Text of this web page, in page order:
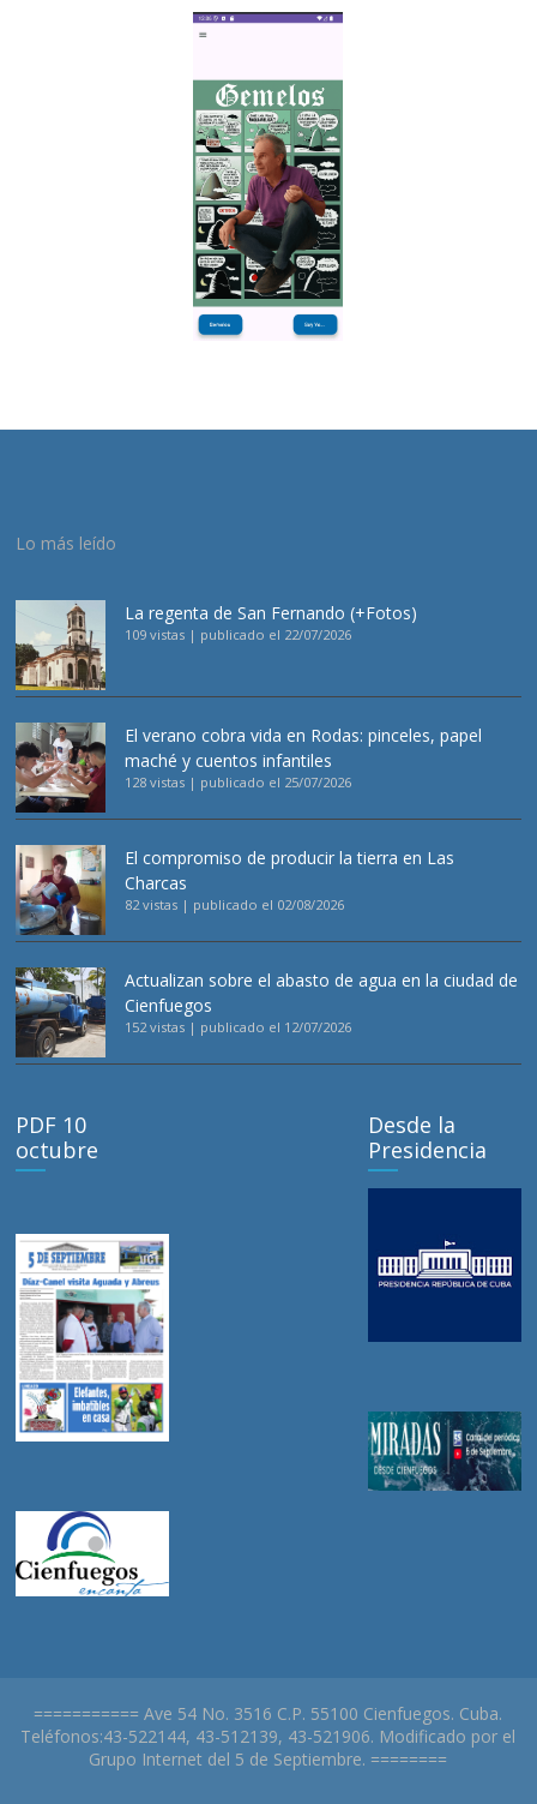
Lo más leído
La regenta de San Fernando (+Fotos)
109 vistas | publicado el 22/07/2026
El verano cobra vida en Rodas: pinceles, papel
maché y cuentos infantiles
128 vistas | publicado el 25/07/2026
El compromiso de producir la tierra en Las
Charcas
82 vistas | publicado el 02/08/2026
Actualizan sobre el abasto de agua en la ciudad de
Cienfuegos
152 vistas | publicado el 12/07/2026
PDF 10
octubre
Desde la
Presidencia
=========== Ave 54 No. 3516 C.P. 55100 Cienfuegos. Cuba.
Teléfonos:43-522144, 43-512139, 43-521906. Modificado por el
Grupo Internet del 5 de Septiembre. ========